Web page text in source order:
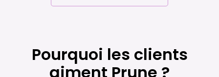
Pourquoi les clients
aiment Prune ?